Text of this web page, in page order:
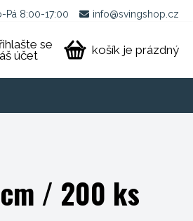
Pá 8:00-17:00 info@svingshop.cz
se
účet
košík je prázdný
/ 200 ks